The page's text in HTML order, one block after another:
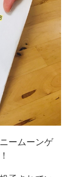
ームーンゲ